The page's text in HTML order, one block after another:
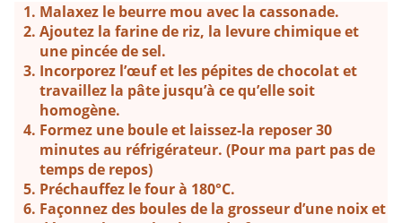
Malaxez le beurre mou avec la cassonade.
Ajoutez la farine de riz, la levure chimique et
une pincée de sel.
Incorporez l’œuf et les pépites de chocolat et
travaillez la pâte jusqu’à ce qu’elle soit
homogène.
Formez une boule et laissez-la reposer 30
minutes au réfrigérateur. (Pour ma part pas de
temps de repos)
Préchauffez le four à 180°C.
Façonnez des boules de la grosseur d’une noix et